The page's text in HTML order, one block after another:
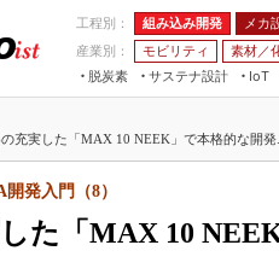
工程別： 組み込み開発 メカ
産業別：
モビリティ 素材／
脱炭素
サステナ設計
IoT
つながる工場
つながるサービス
AI×設備保全
Physical AI
JIMTOF
IIFES
充実した「MAX 10 NEEK」で本格的な開発...
た「MAX 10
発入門（8）